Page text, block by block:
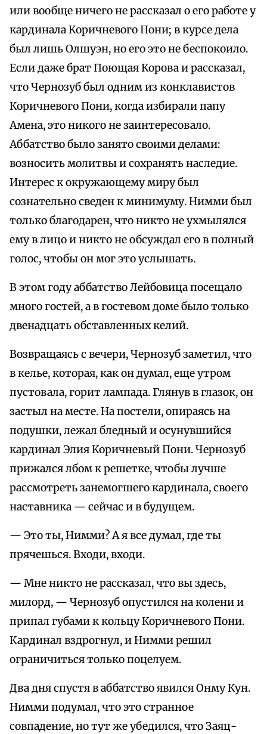
или вообще ничего не рассказал о его работе у
кардинала Коричневого Пони; в курсе дела
был лишь Олшуэн, но его это не беспокоило.
Если даже брат Поющая Корова и рассказал,
что Чернозуб был одним из конклавистов
Коричневого Пони, когда избирали папу
Амена, это никого не заинтересовало.
Аббатство было занято своими делами:
возносить молитвы и сохранять наследие.
Интерес к окружающему миру был
сознательно сведен к минимуму. Нимми был
только благодарен, что никто не ухмылялся
ему в лицо и никто не обсуждал его в полный
голос, чтобы он мог это услышать.
В этом году аббатство Лейбовица посещало
много гостей, а в гостевом доме было только
двенадцать обставленных келий.
Возвращаясь с вечери, Чернозуб заметил, что
в келье, которая, как он думал, еще утром
пустовала, горит лампада. Глянув в глазок, он
застыл на месте. На постели, опираясь на
подушки, лежал бледный и осунувшийся
кардинал Элия Коричневый Пони. Чернозуб
прижался лбом к решетке, чтобы лучше
рассмотреть занемогшего кардинала, своего
наставника — сейчас и в будущем.
— Это ты, Нимми? А я все думал, где ты
прячешься. Входи, входи.
— Мне никто не рассказал, что вы здесь,
милорд, — Чернозуб опустился на колени и
припал губами к кольцу Коричневого Пони.
Кардинал вздрогнул, и Нимми решил
ограничиться только поцелуем.
Два дня спустя в аббатство явился Онму Кун.
Нимми подумал, что это странное
совпадение, но тут же убедился, что Заяц-